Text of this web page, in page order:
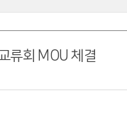
류회 MOU 체결